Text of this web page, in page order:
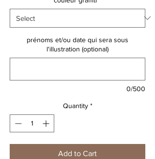
prénoms et/ou date qui sera sous
l'illustration (optional)
0/500
Quantity *
Add to Cart